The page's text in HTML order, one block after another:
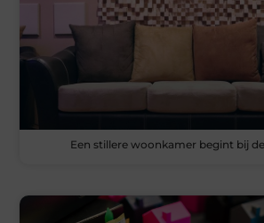
Een stillere woonkamer begint bij